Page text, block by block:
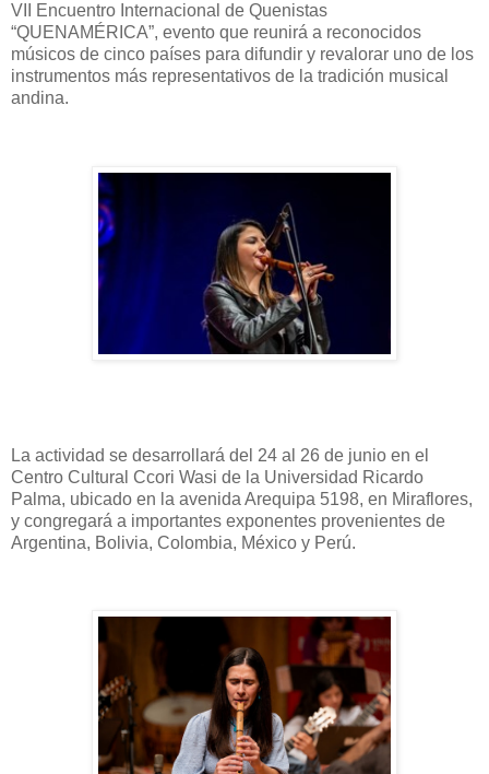
VII Encuentro Internacional de Quenistas
“QUENAMÉRICA”, evento que reunirá a reconocidos
músicos de cinco países para difundir y revalorar uno de los
instrumentos más representativos de la tradición musical
andina.
La actividad se desarrollará del 24 al 26 de junio en el
Centro Cultural Ccori Wasi de la Universidad Ricardo
Palma, ubicado en la avenida Arequipa 5198, en Miraflores,
y congregará a importantes exponentes provenientes de
Argentina, Bolivia, Colombia, México y Perú.